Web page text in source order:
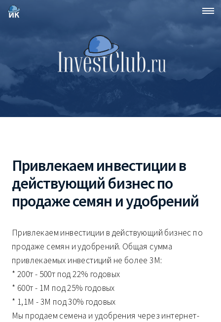
Привлекаем инвестиции в
действующий бизнес по
продаже семян и удобрений
Привлекаем инвестиции в действующий бизнес по
продаже семян и удобрений. Общая сумма
привлекаемых инвестиций не более 3М:
* 200т - 500т под 22% годовых
* 600т - 1М под 25% годовых
* 1,1М - 3М под 30% годовых
Мы продаем семена и удобрения через интернет-